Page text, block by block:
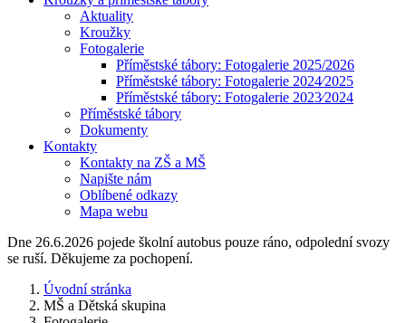
Aktuality
Kroužky
Fotogalerie
Příměstské tábory: Fotogalerie 2025/2026
Příměstské tábory: Fotogalerie 2024⁄2025
Příměstské tábory: Fotogalerie 2023⁄2024
Příměstské tábory
Dokumenty
Kontakty
Kontakty na ZŠ a MŠ
Napište nám
Oblíbené odkazy
Mapa webu
Dne 26.6.2026 pojede školní autobus pouze ráno, odpolední svozy
se ruší. Děkujeme za pochopení.
Úvodní stránka
MŠ a Dětská skupina